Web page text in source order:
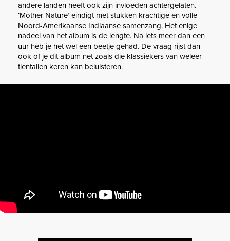
andere landen heeft ook zijn invloeden achtergelaten.
‘Mother Nature’ eindigt met stukken krachtige en volle
Noord-Amerikaanse Indiaanse samenzang. Het enige
nadeel van het album is de lengte. Na iets meer dan een
uur heb je het wel een beetje gehad. De vraag rijst dan
ook of je dit album net zoals die klassiekers van weleer
tientallen keren kan beluisteren.